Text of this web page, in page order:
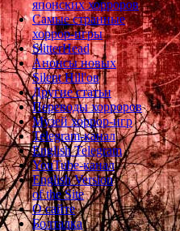
японских хорроров
Самые странные
хоррор-игры
SlitterHead
Анонсы новых
Silent Hill'ов
Другие статьи
Переводы хорроров
Музей хоррор-игр
Telegram-канал
English Telegram
YouTube-канал
English Version
of the Site
О сайте
Болталка